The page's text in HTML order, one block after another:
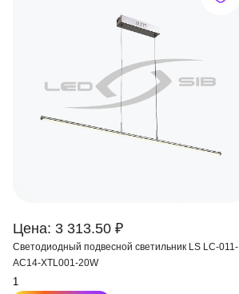
Цена: 3 313.50 ₽
Светодиодный подвесной светильник LS LC-011-
AC14-XTL001-20W